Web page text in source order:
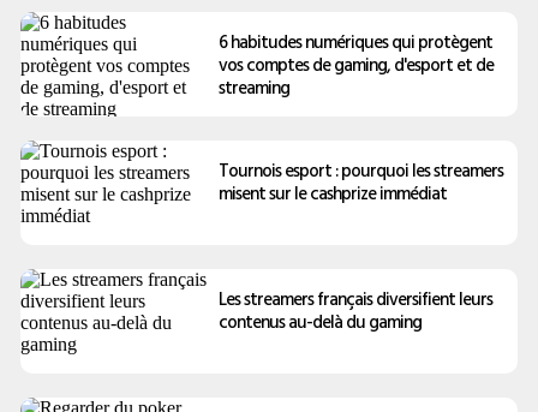
6 habitudes numériques qui protègent
vos comptes de gaming, d'esport et de
streaming
Tournois esport : pourquoi les streamers
misent sur le cashprize immédiat
Les streamers français diversifient leurs
contenus au-delà du gaming